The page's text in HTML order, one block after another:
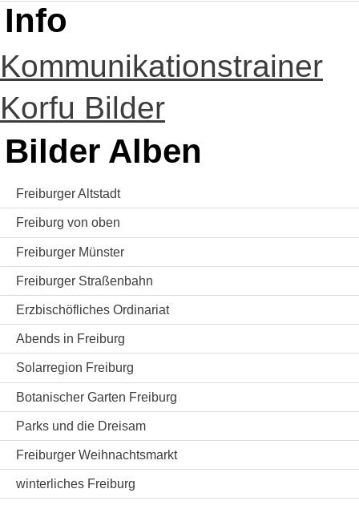
Info
Kommunikationstrainer
Korfu Bilder
Bilder Alben
Freiburger Altstadt
Freiburg von oben
Freiburger Münster
Freiburger Straßenbahn
Erzbischöfliches Ordinariat
Abends in Freiburg
Solarregion Freiburg
Botanischer Garten Freiburg
Parks und die Dreisam
Freiburger Weihnachtsmarkt
winterliches Freiburg